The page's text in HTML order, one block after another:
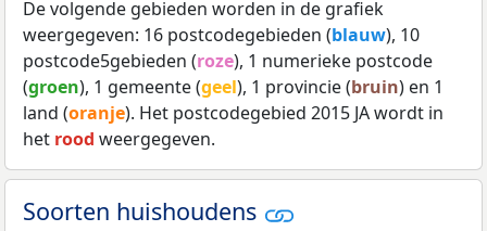
De volgende gebieden worden in de grafiek
weergegeven: 16 postcodegebieden (blauw), 10
postcode5gebieden (roze), 1 numerieke postcode
(groen), 1 gemeente (geel), 1 provincie (bruin) en 1
land (oranje). Het postcodegebied 2015 JA wordt in
het rood weergegeven.
Soorten huishoudens